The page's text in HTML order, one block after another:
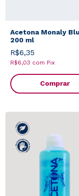
Acetona Monaly
200 ml
R$6,35
R$6,03 com Pix
Comprar